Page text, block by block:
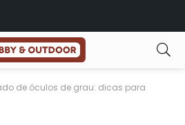
de óculos de grau: dicas para